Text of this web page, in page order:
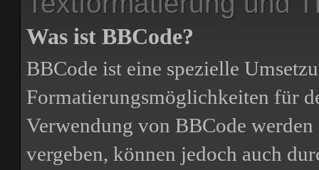
Was ist BBCode?
BBCode ist eine spezielle
Formatierungsmöglichkeiten für
Verwendung von BBCode
vergeben, können jedoch auch